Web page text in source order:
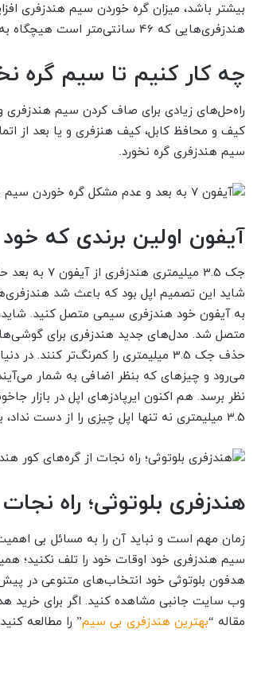
بیشتر باشد، میزان گره خوردن سیم هندزفری
هندزفری‌هایی که 46 سانتی‌متر است هیچگاه به خودی خود گره نمی‌خورند!
چه کار کنیم تا سیم گره
راه‌حل‌های زیادی برای صاف کردن سیم هندزفری
کیف و محافظ کابل، کیف هنزفری و یا بعد از
سیم هندزفری گره نخورد.
آیفون اولین برندی که خود
جک 3.5
شاید این تصمیم اپل بود که باعث شد
به آیفون خود هندزفری سیمی متصل کنید.
متصل شد. مدل‌های جدید هندزفری برای گوشی‌های
حذف جک 3.5 میلیمتری را کمرنگ‌تر
می‌رود و چیزهای که بنظر اضافی به شمار
نظر برسد. هم اکنون ایرپادزهای اپل در بازار
3.5 میلیمتری نه تنها اپل چیزی را از دست نداد، بلکه بازار خود را نیز گسترده تر کرد.
هندزفری بلوتوثی؛ راه
زمان مهم است و نباید آن را به مسائل بی
سیم هندزفری خود اوقات خود را تلف نکنید؛
هدفون بلوتوثی خود انتخاب‌های متنوعی در پیش
وب سایت جانبی مشاهده کنید. اگر برای خرید
مقاله “بهترین هندزفری بی سیم” را مطالعه